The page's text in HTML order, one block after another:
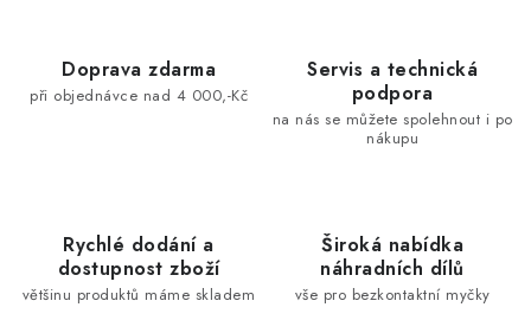
Doprava zdarma
při objednávce nad 4 000,-Kč
Servis a technická
podpora
na nás se můžete spolehnout i po
nákupu
Rychlé dodání a
dostupnost zboží
většinu produktů máme skladem
Široká nabídka
náhradních dílů
vše pro bezkontaktní myčky